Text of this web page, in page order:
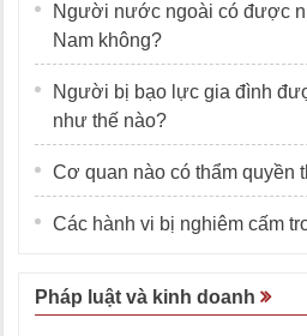
Người nước ngoài có được
Nam không?
Người bị bạo lực gia đình
như thế nào?
Cơ quan nào có thẩm quyền
Các hành vi bị nghiêm cấm
Pháp luật và kinh doanh